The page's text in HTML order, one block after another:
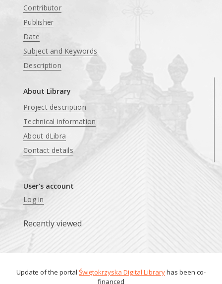
Contributor
Publisher
Date
Subject and Keywords
Description
About Library
Project description
Technical information
About dLibra
Contact details
User's account
Log in
Recently viewed
Update of the portal Świętokrzyska Digital Libraryhas been co-
financed